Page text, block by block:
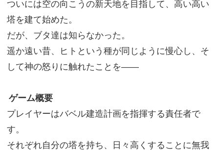
ついには空の向こうの新天地を目指して、高い高い
塔を建て始めた。
だが、ブタ達は知らなかった。
遥か遠い昔、ヒトという種が同じように慢心し、そ
して神の怒りに触れたことを――
ゲーム概要
プレイヤーはバベル建造計画を指揮する責任者で
す。
それぞれ自分の塔を持ち、日々高くすることに無我